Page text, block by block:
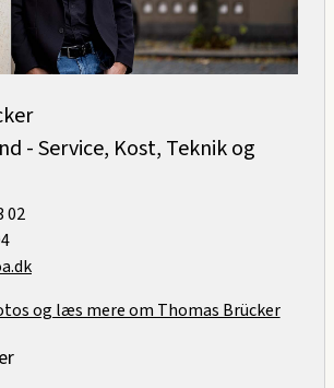
- Service, Kost, Teknik og
02
og læs mere om Thomas Brücker